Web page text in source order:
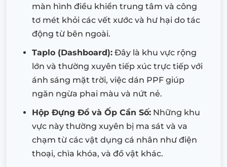
màn hình điều khiển trung tâm và công
tơ mét khỏi các vết xước và hư hại do tác
động từ bên ngoài.
Taplo (Dashboard): Đây là khu vực rộng
lớn và thường xuyên tiếp xúc trực tiếp với
ánh sáng mặt trời, việc dán PPF giúp
ngăn ngừa phai màu và nứt nẻ.
Hộp Đựng Đồ và Ốp Cần Số: Những khu
vực này thường xuyên bị ma sát và va
chạm từ các vật dụng cá nhân như điện
thoại, chìa khóa, và đồ vật khác.